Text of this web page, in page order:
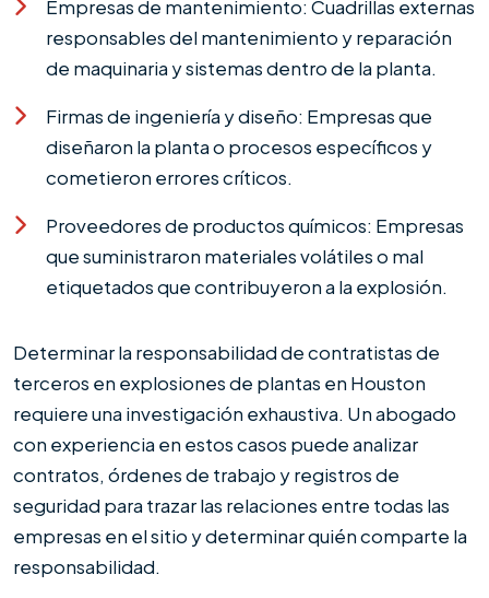
Empresas de mantenimiento: Cuadrillas externas
responsables del mantenimiento y reparación
de maquinaria y sistemas dentro de la planta.
Firmas de ingeniería y diseño: Empresas que
diseñaron la planta o procesos específicos y
cometieron errores críticos.
Proveedores de productos químicos: Empresas
que suministraron materiales volátiles o mal
etiquetados que contribuyeron a la explosión.
Determinar la responsabilidad de contratistas de
terceros en explosiones de plantas en Houston
requiere una investigación exhaustiva. Un abogado
con experiencia en estos casos puede analizar
contratos, órdenes de trabajo y registros de
seguridad para trazar las relaciones entre todas las
empresas en el sitio y determinar quién comparte la
responsabilidad.